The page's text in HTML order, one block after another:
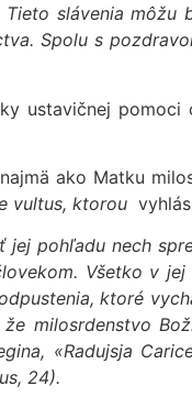
slávenia
Spolu s
ustavičnej
ako Matku
vultus, ktorou
pohľadu nech
Všetko v
ktoré
milosrdenstvo
«Radujsja
24).